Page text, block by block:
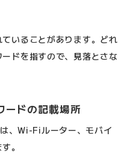
いることがあります。どれ
ドを指すので、見落とさな
ドの記載場所
、Wi-Fiルーター、モバイ
。